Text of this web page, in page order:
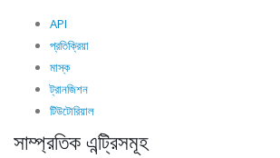
API
প্রতিক্রিয়া
মাস্ক
ট্রানজিশন
টিউটোরিয়াল
সাম্প্রতিক এন্ট্রিসমূহ